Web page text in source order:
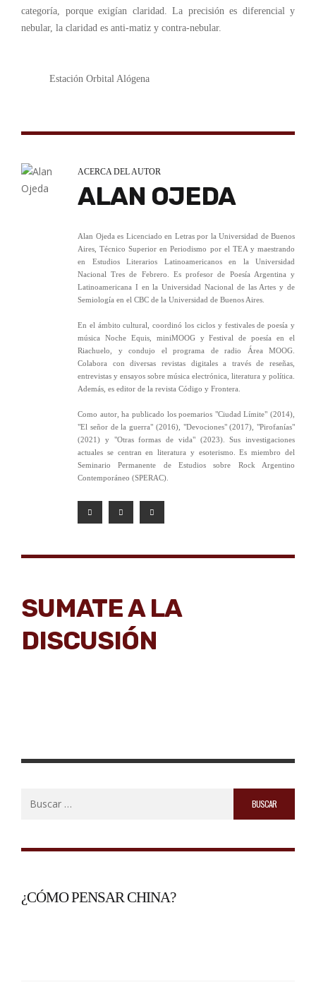
categoría, porque exigían claridad. La precisión es diferencial y
nebular, la claridad es anti-matiz y contra-nebular.
Estación Orbital Alógena
ACERCA DEL AUTOR
ALAN OJEDA
Alan Ojeda es Licenciado en Letras por la Universidad de Buenos
Aires, Técnico Superior en Periodismo por el TEA y maestrando
en Estudios Literarios Latinoamericanos en la Universidad
Nacional Tres de Febrero. Es profesor de Poesía Argentina y
Latinoamericana I en la Universidad Nacional de las Artes y de
Semiología en el CBC de la Universidad de Buenos Aires.
En el ámbito cultural, coordinó los ciclos y festivales de poesía y
música Noche Equis, miniMOOG y Festival de poesía en el
Riachuelo, y condujo el programa de radio Área MOOG.
Colabora con diversas revistas digitales a través de reseñas,
entrevistas y ensayos sobre música electrónica, literatura y política.
Además, es editor de la revista Código y Frontera.
Como autor, ha publicado los poemarios "Ciudad Límite" (2014),
"El señor de la guerra" (2016), "Devociones" (2017), "Pirofanías"
(2021) y "Otras formas de vida" (2023). Sus investigaciones
actuales se centran en literatura y esoterismo. Es miembro del
Seminario Permanente de Estudios sobre Rock Argentino
Contemporáneo (SPERAC).
SUMATE A LA
DISCUSIÓN
¿CÓMO PENSAR CHINA?